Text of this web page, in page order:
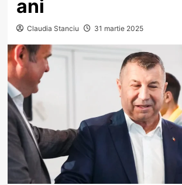
ani
Claudia Stanciu 31 martie 2025